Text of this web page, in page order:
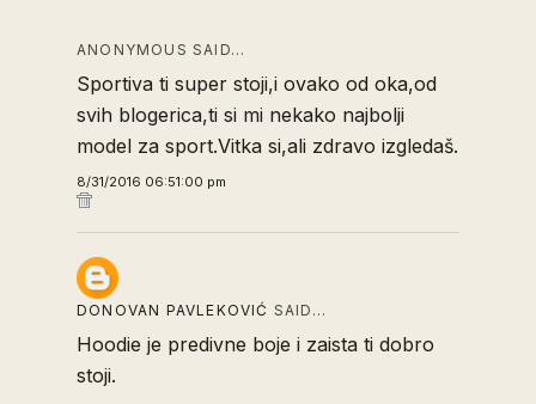
ANONYMOUS SAID…
Sportiva ti super stoji,i ovako od oka,od
svih blogerica,ti si mi nekako najbolji
model za sport.Vitka si,ali zdravo izgledaš.
8/31/2016 06:51:00 pm
DONOVAN PAVLEKOVIĆ SAID…
Hoodie je predivne boje i zaista ti dobro
stoji.